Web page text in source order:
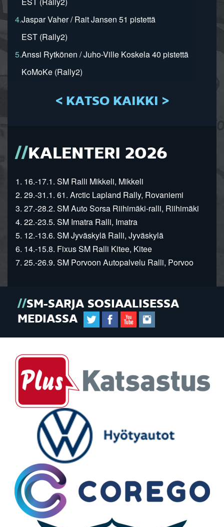
4.Jaspar Vaher / Rait Jansen 51 pistettä
EST (Rally2)
5.Anssi Rytkönen / Juho-Ville Koskela 40 pistettä
KoMoKe (Rally2)
< KATSO KAIKKI >
KALENTERI 2026
1. 16.-17.1. SM Ralli Mikkeli, Mikkeli
2. 29.-31.1. 61. Arctic Lapland Rally, Rovaniemi
3. 27.-28.2. SM Auto Sorsa Riihimäki-ralli, Riihimäki
4. 22.-23.5. SM Imatra Ralli, Imatra
5. 12.-13.6. SM Jyväskylä Ralli, Jyväskylä
6. 14.-15.8. Fixus SM Ralli Kitee, Kitee
7. 25.-26.9. SM Porvoon Autopalvelu Ralli, Porvoo
SM-SARJA SOSIAALISESSA
MEDIASSA